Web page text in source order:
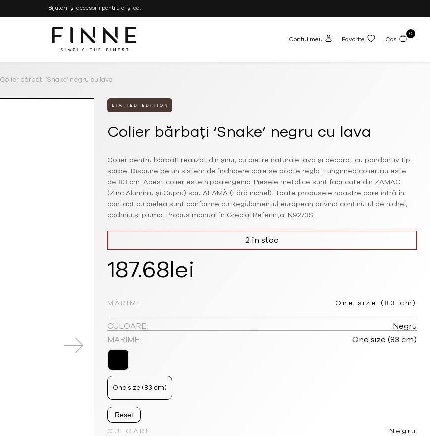
Bijuterii și accesorii pentru el și ea.
FINNE
Bijuterii
Genti
Handmade
Simply the Finest Contul meu Favorite Cos
0
Colier bărbați ‘Snake’ negru cu lava
Colier bărbați ‘Snake’ negru cu lava
Colier pentru bărbați realizat din șnur, cu pietre naturale lava și decorat cu pandantiv tip
șarpe. Dispune de un sistem de închidere care se poate regla. Lungimea colierului este
de 83 cm. Acest colier este hipoalergenic. Piesele metalice sunt fabricate din ZAMAC
(Zinc Aluminiu și Cupru) sau ALAMĂ (Fără nichel). Toate produsele noastre care intră în
contact cu pielea sunt conforme cu Regulamentul european privind conținutul de nichel,
cadmiu și plumb. Produs manual în Grecia! Referința: N9273S
187.68lei
CULOARE Negru
MĂRIME One size (83 cm)
CULOARE:
Negru
MARIME:
One size (83 cm)
One size (83 cm)
Reset
2 în stoc